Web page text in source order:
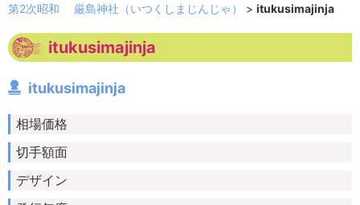
第2次昭和 厳島神社（いつくしまじんじゃ）
> itukusimajinja
itukusimajinja
itukusimajinja
相場価格
切手額面
デザイン